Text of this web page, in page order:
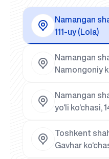
Namangan
111-uy (Lola)
Namangan
Namongoniy
Namangan
yo‘li ko‘chasi,
Toshkent
Gavhar